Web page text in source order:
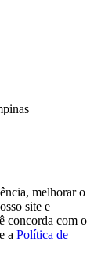
melhorar o
site e
concorda com o
a Política de